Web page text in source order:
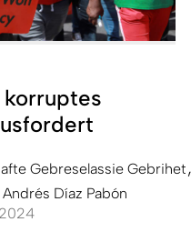
Gebreselassie Gebrihet
Andrés Díaz Pabón